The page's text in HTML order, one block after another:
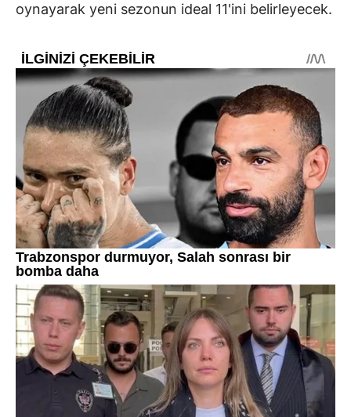
oynayarak yeni sezonun ideal 11'ini belirleyecek.